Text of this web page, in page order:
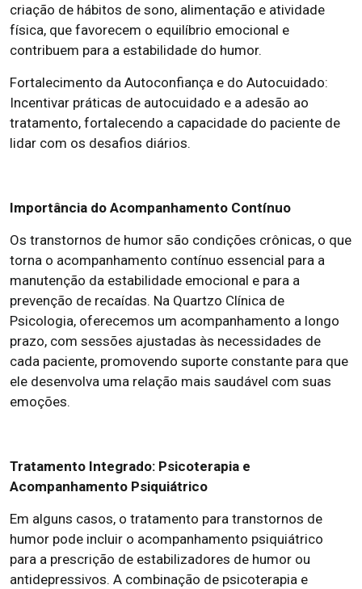
criação de hábitos de sono, alimentação e atividade
física, que favorecem o equilíbrio emocional e
contribuem para a estabilidade do humor.
Fortalecimento da Autoconfiança e do Autocuidado:
Incentivar práticas de autocuidado e a adesão ao
tratamento, fortalecendo a capacidade do paciente de
lidar com os desafios diários.
Importância do Acompanhamento Contínuo
Os transtornos de humor são condições crônicas, o que
torna o acompanhamento contínuo essencial para a
manutenção da estabilidade emocional e para a
prevenção de recaídas. Na Quartzo Clínica de
Psicologia, oferecemos um acompanhamento a longo
prazo, com sessões ajustadas às necessidades de
cada paciente, promovendo suporte constante para que
ele desenvolva uma relação mais saudável com suas
emoções.
Tratamento Integrado: Psicoterapia e
Acompanhamento Psiquiátrico
Em alguns casos, o tratamento para transtornos de
humor pode incluir o acompanhamento psiquiátrico
para a prescrição de estabilizadores de humor ou
antidepressivos. A combinação de psicoterapia e